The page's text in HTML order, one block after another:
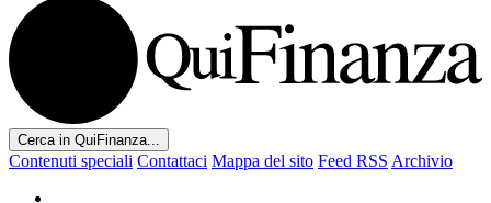
Cerca in QuiFinanza...
Contenuti speciali Contattaci Mappa del sito Feed RSS Archivio